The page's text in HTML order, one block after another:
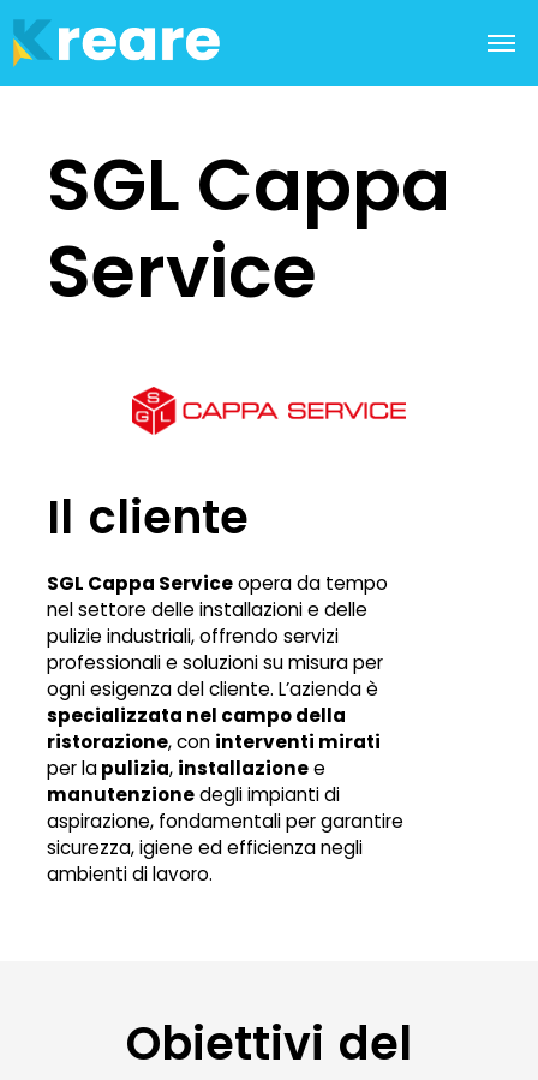
SGL Cappa
Service
Il cliente
SGL Cappa Serviceopera da tempo
nel settore delle installazioni e delle
pulizie industriali, offrendo servizi
professionali e soluzioni su misura per
ogni esigenza del cliente. L’azienda è
specializzata nel campo della
ristorazione, con interventi mirati
per lapulizia, installazionee
manutenzionedegli impianti di
aspirazione, fondamentali per garantire
sicurezza, igiene ed efficienza negli
ambienti di lavoro.
Obiettivi del